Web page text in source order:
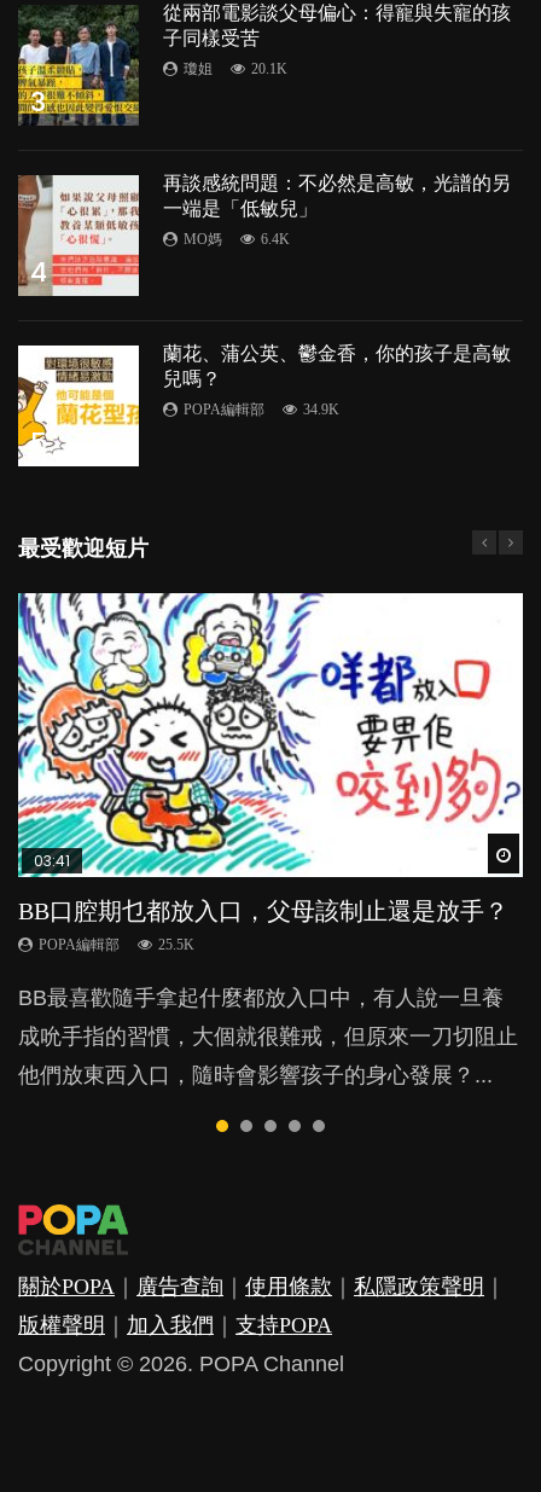
3
從兩部電影談父母偏心：得寵與失寵的孩
子同樣受苦
瓊姐 20.1K
4
再談感統問題：不必然是高敏，光譜的另
一端是「低敏兒」
MO媽 6.4K
5
蘭花、蒲公英、鬱金香，你的孩子是高敏
兒嗎？
POPA編輯部 34.9K
最受歡迎短片
03:41
BB口腔期乜都放入口，父母該制止還是放手？
POPA編輯部 25.5K
BB最喜歡隨手拿起什麼都放入口中，有人說一旦養
成吮手指的習慣，大個就很難戒，但原來一刀切阻止
他們放東西入口，隨時會影響孩子的身心發展？...
03:59
稱讚孩子品格，培育善良有法
POPA編輯部 39.7K
除了望子成龍，有很多父母都可能更期望孩子做一個
有品德的善良人，那麼到底父母怎樣教育小朋友才有
用？想像一下，如果你的小朋友去做義工幫助別人，
04:20
【動畫】英語講得好，點先做得到？｜如何避
免港式英文
港式英文指帶有香港口音及文法的英文，香港人之間
溝通無間，但外國人肯定聽得一頭霧水，明明已由3
04:28
管教｜唔打得，唔罵得，Time-out又得唔得？
POPA編輯部 36.2K
很多家長期望以time-out「暫停隔離法」，讓孩子跟
令他失控的情境隔離，從而有反思的空間。不過這方
法，卻隱藏著危機，隨時令孩子蒙受精神傷害？...
03:39
忽視情感需要，後果可大可小？
POPA編輯部 20.9K
很多媽媽都會花很多時間跟初生BB聊天講故事，想
好好陪伴他，不過也有部分人認為照顧BB，放個人
在旁邊就夠。事實真的如此？忽視情感的教養方式會
關於POPA 廣告查詢 使用條款 私隱政策聲明
版權聲明
加入我們
支持POPA
Copyright © 2026. POPA Channel